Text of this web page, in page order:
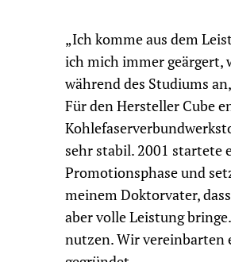
„Ich komme aus dem
ich mich immer geärgert,
während des Studiums
Für den Hersteller Cube
sehr stabil. 2001 startete
Promotionsphase und
meinem Doktorvater,
aber volle Leistung
nutzen. Wir vereinbarten